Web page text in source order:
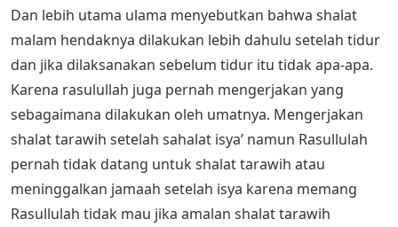
Dan lebih utama ulama menyebutkan bahwa shalat
malam hendaknya dilakukan lebih dahulu setelah tidur
dan jika dilaksanakan sebelum tidur itu tidak apa-apa.
Karena rasulullah juga pernah mengerjakan yang
sebagaimana dilakukan oleh umatnya. Mengerjakan
shalat tarawih setelah sahalat isya’ namun Rasullulah
pernah tidak datang untuk shalat tarawih atau
meninggalkan jamaah setelah isya karena memang
Rasullulah tidak mau jika amalan shalat tarawih